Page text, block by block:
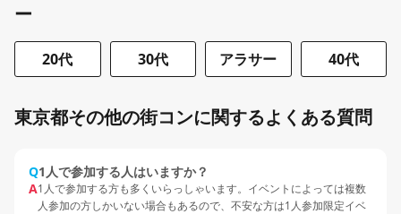
ー
20代 30代 アラサー 40代
東京都その他の街コンに関するよくある質問
Q1人で参加する人はいますか？
A1人で参加する方も多くいらっしゃいます。イベントによっては複数
人参加の方しかいない場合もあるので、不安な方は1人参加限定イベ